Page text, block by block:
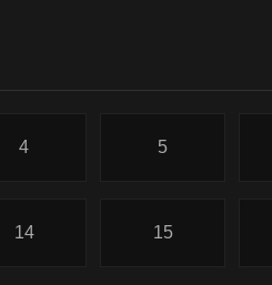
4 5
14 15